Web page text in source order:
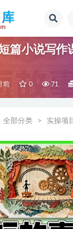
篇小说写作
前 0 71
全部分类 实操项